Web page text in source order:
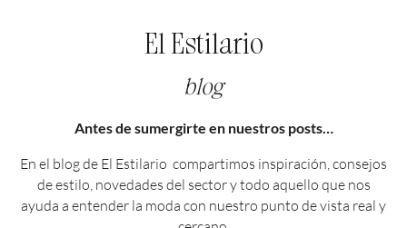
El Estilario
blog
Antes de sumergirte en nuestros posts…
En el blog de El Estilario compartimos inspiración, consejos
de estilo, novedades del sector y todo aquello que nos
ayuda a entender la moda con nuestro punto de vista real y